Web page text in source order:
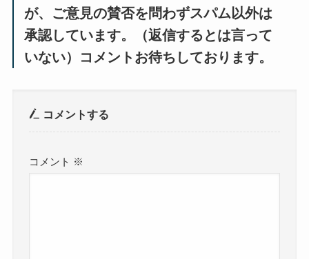
が、ご意見の賛否を問わずスパム以外は
承認しています。（返信するとは言って
いない）コメントお待ちしております。
コメントする
コメント ※